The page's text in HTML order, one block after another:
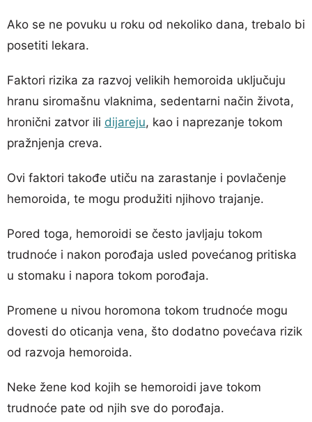
Ako se ne povuku u roku od nekoliko dana, trebalo bi
posetiti lekara.
Faktori rizika za razvoj velikih hemoroida uključuju
hranu siromašnu vlaknima, sedentarni način života,
hronični zatvor ili dijareju, kao i naprezanje tokom
pražnjenja creva.
Ovi faktori takođe utiču na zarastanje i povlačenje
hemoroida, te mogu produžiti njihovo trajanje.
Pored toga, hemoroidi se često javljaju tokom
trudnoće i nakon porođaja usled povećanog pritiska
u stomaku i napora tokom porođaja.
Promene u nivou horomona tokom trudnoće mogu
dovesti do oticanja vena, što dodatno povećava rizik
od razvoja hemoroida.
Neke žene kod kojih se hemoroidi jave tokom
trudnoće pate od njih sve do porođaja.